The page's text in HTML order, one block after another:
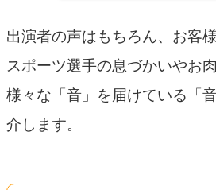
出演者の声はもちろん、お客
スポーツ選手の息づかいやお
様々な「音」を届けている「
介します。